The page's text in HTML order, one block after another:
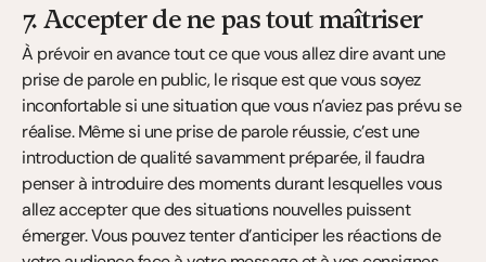
7. Accepter de ne pas tout maîtriser
À prévoir en avance tout ce que vous allez dire avant une
prise de parole en public, le risque est que vous soyez
inconfortable si une situation que vous n’aviez pas prévu se
réalise. Même si une prise de parole réussie, c’est une
introduction de qualité savamment préparée, il faudra
penser à introduire des moments durant lesquelles vous
allez accepter que des situations nouvelles puissent
émerger. Vous pouvez tenter d’anticiper les réactions de